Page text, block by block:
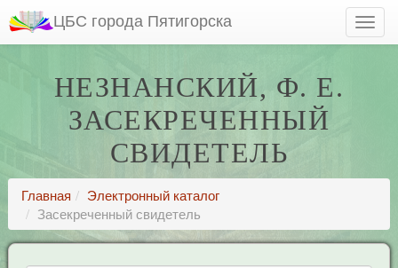
ЦБС города Пятигорска
НЕЗНАНСКИЙ, Ф. Е.
ЗАСЕКРЕЧЕННЫЙ
СВИДЕТЕЛЬ
Главная
Электронный каталог
Засекреченный свидетель